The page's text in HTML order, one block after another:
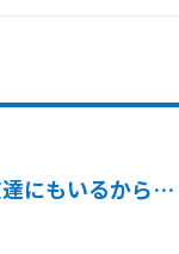
にもいるから…